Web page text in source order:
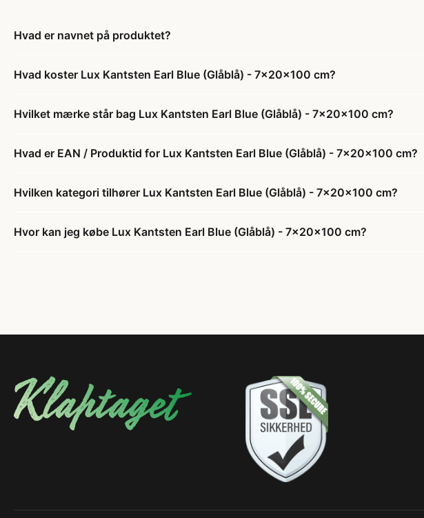
Hvad er navnet på produktet?
Hvad koster Lux Kantsten Earl Blue (Glåblå) - 7x20x100 cm?
Hvilket mærke står bag Lux Kantsten Earl Blue (Glåblå) - 7x20x100 cm?
Hvad er EAN / Produktid for Lux Kantsten Earl Blue (Glåblå) - 7x20x100 cm?
Hvilken kategori tilhører Lux Kantsten Earl Blue (Glåblå) - 7x20x100 cm?
Hvor kan jeg købe Lux Kantsten Earl Blue (Glåblå) - 7x20x100 cm?